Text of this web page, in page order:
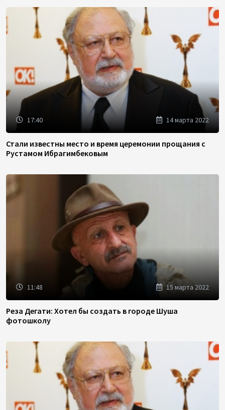
17:40 14 марта 2022
Стали известны место и время церемонии прощания с
Рустамом Ибрагимбековым
11:48 15 марта 2022
Реза Дегати: Хотел бы создать в городе Шуша
фотошколу